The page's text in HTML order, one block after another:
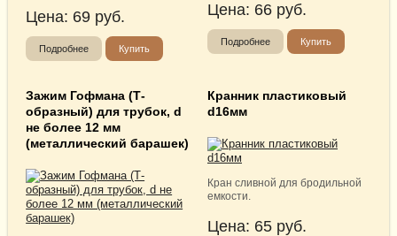
Цена: 69 руб.
Подробнее Купить
Цена: 66 руб.
Подробнее Купить
Зажим Гофмана (Т-
образный) для трубок, d
не более 12 мм
(металлический барашек)
Кранник пластиковый
d16мм
Кран сливной для бродильной
емкости.
Цена: 65 руб.